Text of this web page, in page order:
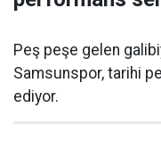
Peş peşe gelen
Samsunspor, tarihi
ediyor.